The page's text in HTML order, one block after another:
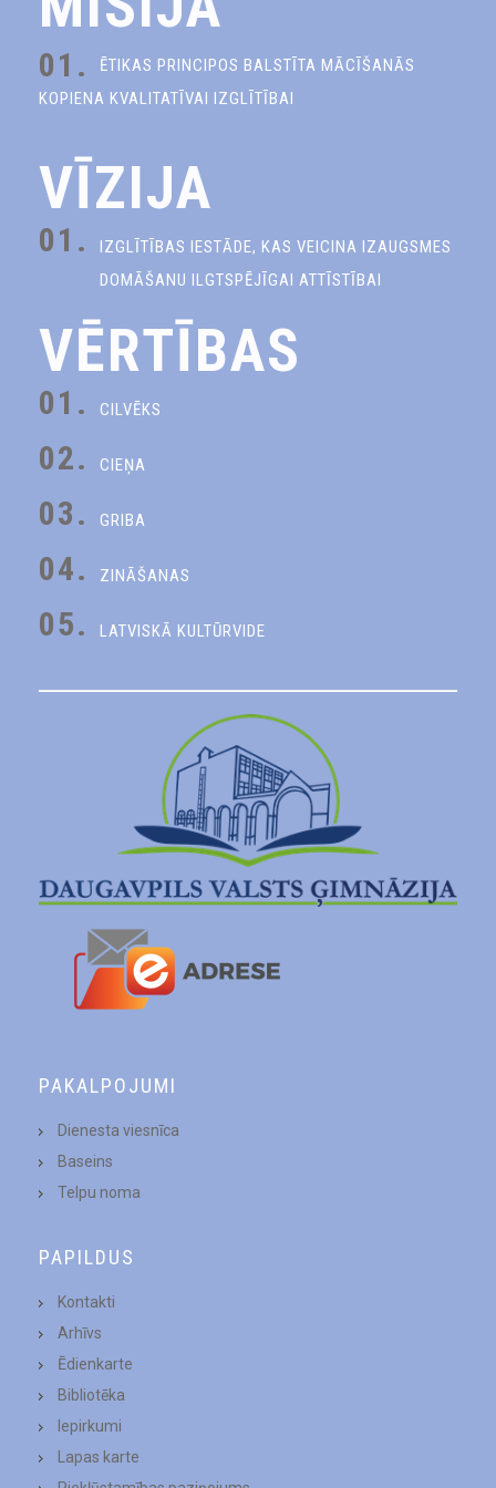
01.
ĒTIKAS PRINCIPOS BALSTĪTA MĀCĪŠANĀS
KOPIENA KVALITATĪVAI IZGLĪTĪBAI
VĪZIJA
01.
IZGLĪTĪBAS IESTĀDE, KAS VEICINA IZAUGSMES
DOMĀŠANU ILGTSPĒJĪGAI ATTĪSTĪBAI
VĒRTĪBAS
01. CILVĒKS
02. CIEŅA
03. GRIBA
04. ZINĀŠANAS
05. LATVISKĀ KULTŪRVIDE
PAKALPOJUMI
Dienesta viesnīca
Baseins
Telpu noma
PAPILDUS
Kontakti
Arhīvs
Ēdienkarte
Bibliotēka
Iepirkumi
Lapas karte